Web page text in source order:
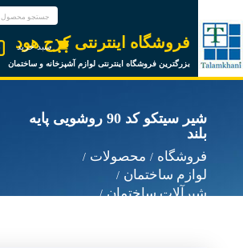
فروشگاه اینترنتی کرج هود
بزرگترین فروشگاه اینترنتی لوازم آشپزخانه و ساختمان
سبد خرید
شیر سیتکو کد 90 روشویی پایه
بلند
فروشگاه
محصولات
لوازم ساختمان
شیرآلات ساختمان